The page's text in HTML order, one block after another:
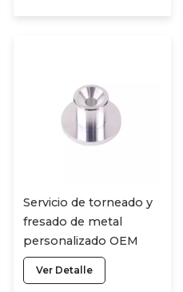
Servicio de torneado y
fresado de metal
personalizado OEM
Acero/aluminio/latón
Cnc
Ver Detalle